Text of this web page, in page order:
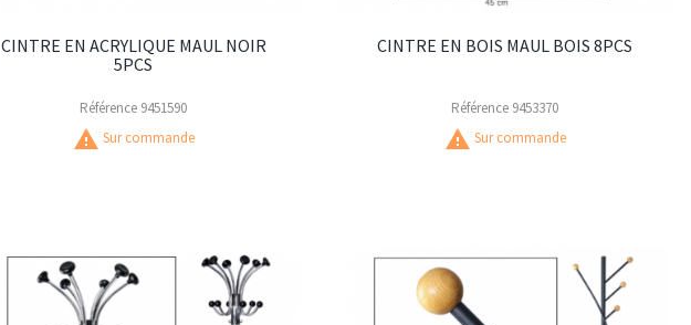
CINTRE EN ACRYLIQUE MAUL NOIR
5PCS
Référence 9451590
warning Sur commande
CINTRE EN BOIS MAUL BOIS 8PCS
Référence 9453370
warning Sur commande